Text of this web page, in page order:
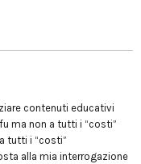
contenuti educativi
ma non a tutti i “costi”
tutti i “costi”
alla mia interrogazione